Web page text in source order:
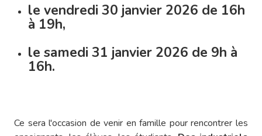
le vendredi 30 janvier 2026 de 16h
à 19h,
le samedi 31 janvier 2026 de 9h à
16h.
Ce sera l'occasion de venir en famille pour rencontrer les